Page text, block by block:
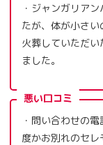
・ジャンガリア
たが、体が小さ
火葬していただ
ました。
悪い口コミ
・問い合わせの
度かお別れのセ